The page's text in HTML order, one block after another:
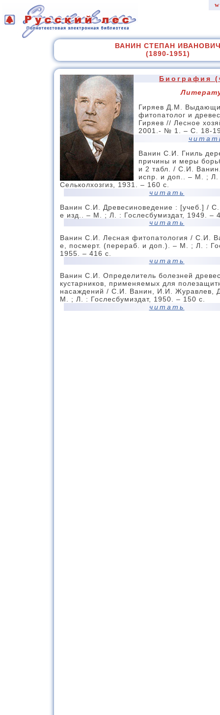
ВАНИН СТЕПАН
(1890-1951)
Биография
Гиряев Д.М.
фитопатолог и
Гиряев // Лесное
2001.- № 1. – С. 18-
Ванин С.И. Гниль
причины и меры
и 2 табл. / С.И.
испр. и доп.. – М. ; Л.
Сельколхозгиз, 1931. – 160 с.
читать
Ванин С.И. Древесиноведение : [учеб.] /
е изд.. – М. ; Л. : Гослесбумиздат, 1949. –
читать
Ванин С.И. Лесная фитопатология / С.И.
е, посмерт. (перераб. и доп.). – М. ; Л. :
1955. – 416 с.
читать
Ванин С.И. Определитель болезней
кустарников, применяемых для
насаждений / С.И. Ванин, И.И. Журавлев,
М. ; Л. : Гослесбумиздат, 1950. – 150 с.
читать